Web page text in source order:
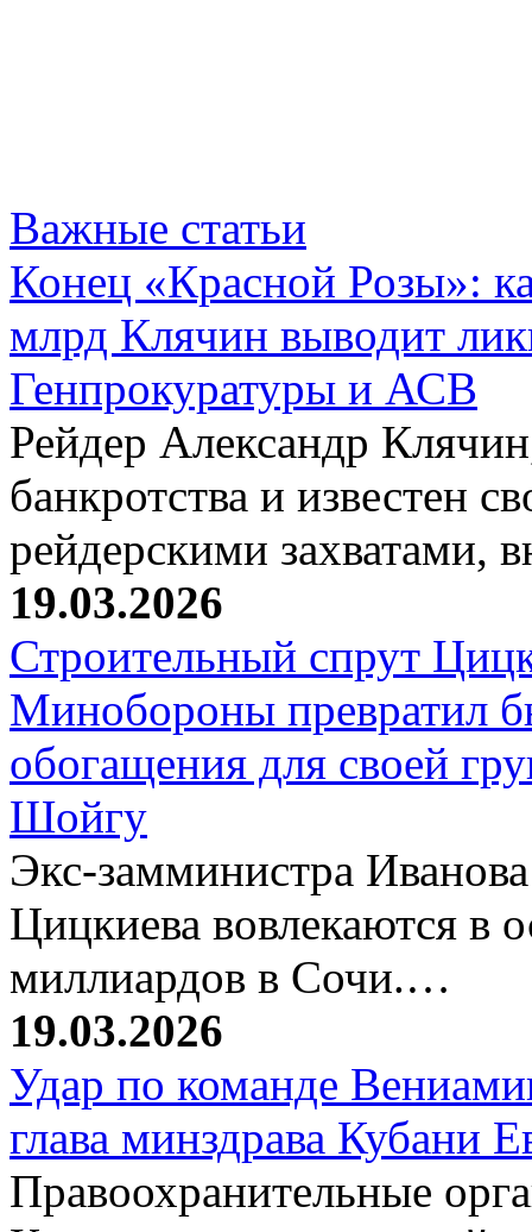
Важные статьи
Конец «Красной Розы»:
млрд Клячин выводит
Генпрокуратуры и АСВ
Рейдер Александр
банкротства и известен
рейдерскими захватами,
19.03.2026
Строительный спрут
Минобороны превратил
обогащения для своей
Шойгу
Экс-замминистра
Цицкиева вовлекаются в
миллиардов в Сочи.…
19.03.2026
Удар по команде
глава минздрава Кубани
Правоохранительные